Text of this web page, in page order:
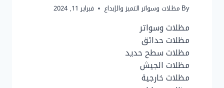
By مظلات وسواتر التميز والإبداع فبراير 11, 2024
مظلات وسواتر
مظلات حدائق
مظلات سطح حديد
مظلات الجيش
مظلات خارجية